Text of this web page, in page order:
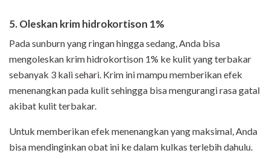
5. Oleskan krim hidrokortison 1%
Pada sunburn yang ringan hingga sedang, Anda bisa
mengoleskan krim hidrokortison 1% ke kulit yang terbakar
sebanyak 3 kali sehari. Krim ini mampu memberikan efek
menenangkan pada kulit sehingga bisa mengurangi rasa gatal
akibat kulit terbakar.
Untuk memberikan efek menenangkan yang maksimal, Anda
bisa mendinginkan obat ini ke dalam kulkas terlebih dahulu.